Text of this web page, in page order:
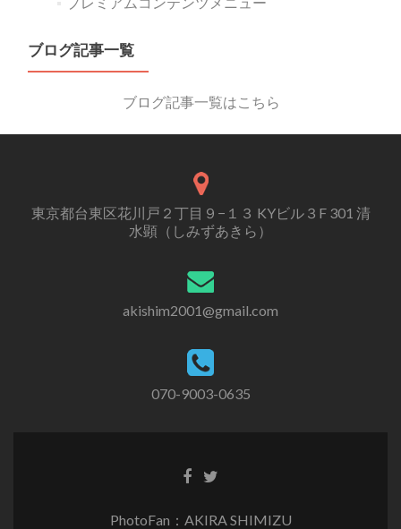
ブログ記事一覧
ブログ記事一覧はこちら
東京都台東区花川戸２丁目９−１３ KYビル３F 301 清
水顕（しみずあきら）
akishim2001@gmail.com
070-9003-0635
PhotoFan：AKIRA SHIMIZU